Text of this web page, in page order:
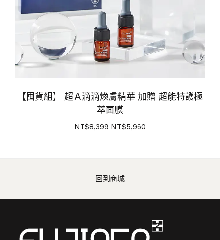
【囤貨組】 超Ａ滴滴煥膚精華 加贈 超能特護極
萃面膜
NT$8,399 NT$5,960
回到商城